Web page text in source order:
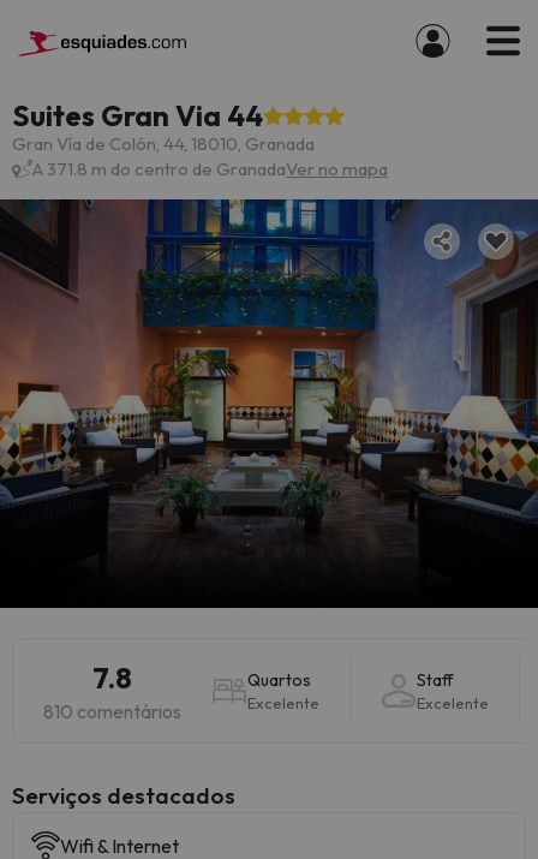
Suites Gran Via 44
Gran Vía de Colón, 44, 18010, Granada
A 371.8 m do centro de GranadaVer no mapa
7.8
810 comentários
Quartos
Excelente
Staff
Excelente
Serviços destacados
Wifi & Internet